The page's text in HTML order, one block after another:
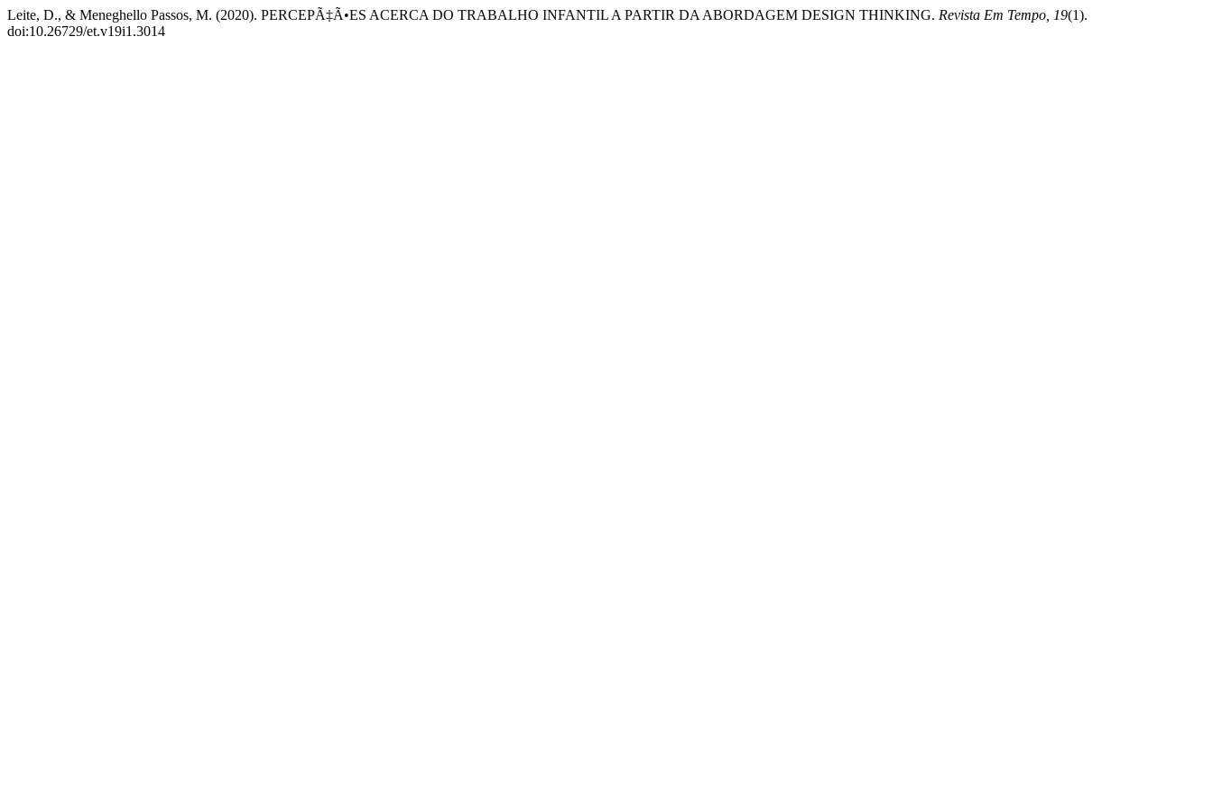
Leite, D., & Meneghello Passos, M. (2020). PERCEPÃ‡Ã•ES ACERCA DO TRABALHO INFANTIL A PARTIR DA ABORDAGEM DESIGN THINKING. Revista Em Tempo, 19(1).
doi:10.26729/et.v19i1.3014